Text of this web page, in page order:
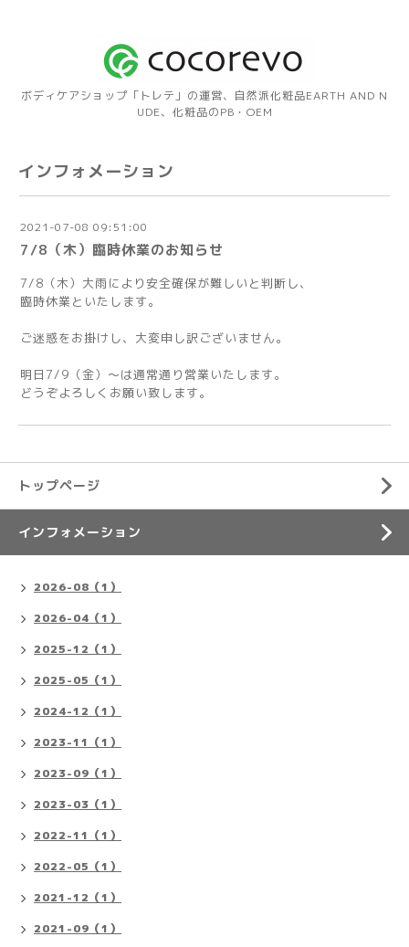
ボディケアショップ「トレテ」の運営、自然派化粧品EARTH AND N
UDE、化粧品のPB・OEM
インフォメーション
2021-07-08 09:51:00
7/8（木）臨時休業のお知らせ
7/8（木）大雨により安全確保が難しいと判断し、
臨時休業といたします。
ご迷惑をお掛けし、大変申し訳ございません。
明日7/9（金）～は通常通り営業いたします。
どうぞよろしくお願い致します。
トップページ
インフォメーション
2026-08（1）
2026-04（1）
2025-12（1）
2025-05（1）
2024-12（1）
2023-11（1）
2023-09（1）
2023-03（1）
2022-11（1）
2022-05（1）
2021-12（1）
2021-09（1）